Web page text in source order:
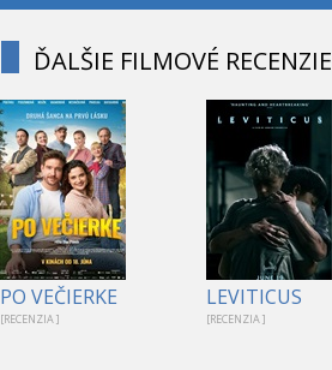
ĎALŠIE FILMOVÉ RECENZIE
PO VEČIERKE
[RECENZIA ]
LEVITICUS
[RECENZIA ]